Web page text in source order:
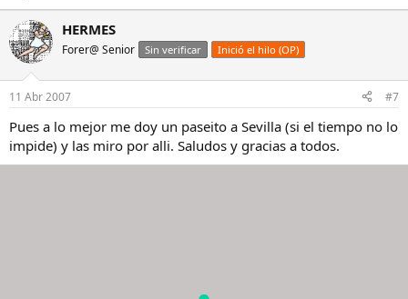
HERMES
Forer@ Senior Sin verificar Inició el hilo (OP)
11 Abr 2007 #7
Pues a lo mejor me doy un paseito a Sevilla (si el tiempo no lo
impide) y las miro por alli. Saludos y gracias a todos.